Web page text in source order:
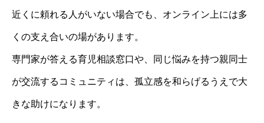
近くに頼れる人がいない場合でも、オンライン上には多
くの支え合いの場があります。
専門家が答える育児相談窓口や、同じ悩みを持つ親同士
が交流するコミュニティは、孤立感を和らげるうえで大
きな助けになります。